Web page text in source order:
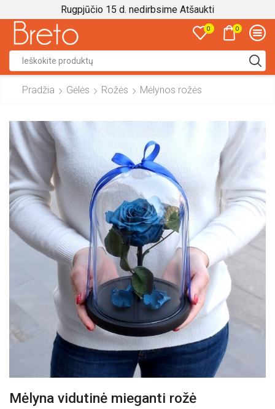
Rugpjūčio 15 d. nedirbsime Atšaukti
0 0
input
Pradžia Gėlės Rožės Mėlynos rožės
Mėlyna vidutinė mieganti rožė